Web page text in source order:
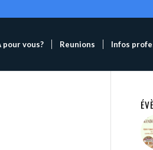
pour vous? Reunions Infos